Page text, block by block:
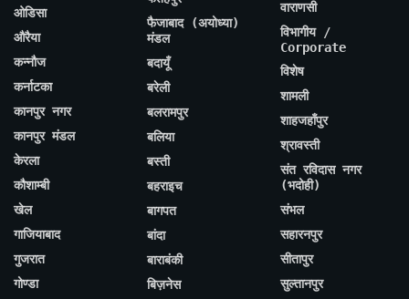
ओडिसा
औरैया
कन्नौज
कर्नाटका
कानपुर नगर
कानपुर मंडल
केरला
कौशाम्बी
खेल
गाजियाबाद
गुजरात
गोण्डा
फैजाबाद (अयोध्या)
मंडल
बदायूँ
बरेली
बलरामपुर
बलिया
बस्ती
बहराइच
बागपत
बांदा
बाराबंकी
बिज़नेस
वाराणसी
विभागीय /
Corporate
विशेष
शामली
शाहजहाँपुर
श्रावस्ती
संत रविदास नगर
(भदोही)
संभल
सहारनपुर
सीतापुर
सुल्तानपुर